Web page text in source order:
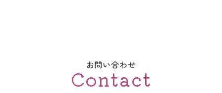
お問い合わせ
Contact